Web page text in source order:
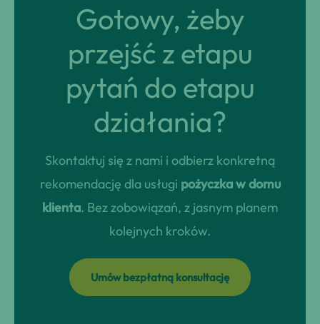
Gotowy, żeby
przejść z etapu
pytań do etapu
działania?
Skontaktuj się z nami i odbierz konkretną
rekomendację dla usługi pożyczka w domu
klienta. Bez zobowiązań, z jasnym planem
kolejnych kroków.
Umów bezpłatną konsultację